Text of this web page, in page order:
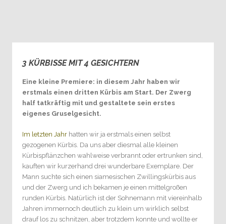
3 KÜRBISSE MIT 4 GESICHTERN
Eine kleine Premiere: in diesem Jahr haben wir
erstmals einen dritten Kürbis am Start. Der Zwerg
half tatkräftig mit und gestaltete sein erstes
eigenes Gruselgesicht.
Im letzten Jahr hatten wir ja erstmals einen selbst
gezogenen Kürbis. Da uns aber diesmal alle kleinen
Kürbispflänzchen wahlweise verbrannt oder ertrunken sind,
kauften wir kurzerhand drei wunderbare Exemplare. Der
Mann suchte sich einen siamesischen Zwillingskürbis aus
und der Zwerg und ich bekamen je einen mittelgroßen
runden Kürbis. Natürlich ist der Sohnemann mit viereinhalb
Jahren immernoch deutlich zu klein um wirklich selbst
drauf los zu schnitzen, aber trotzdem konnte und wollte er